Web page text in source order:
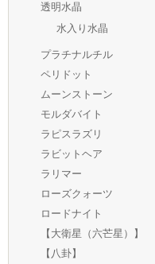
透明水晶
水入り水晶
プラチナルチル
ペリドット
ムーンストーン
モルダバイト
ラピスラズリ
ラビットヘア
ラリマー
ローズクォーツ
ロードナイト
【大衛星（六芒星）】
【八卦】